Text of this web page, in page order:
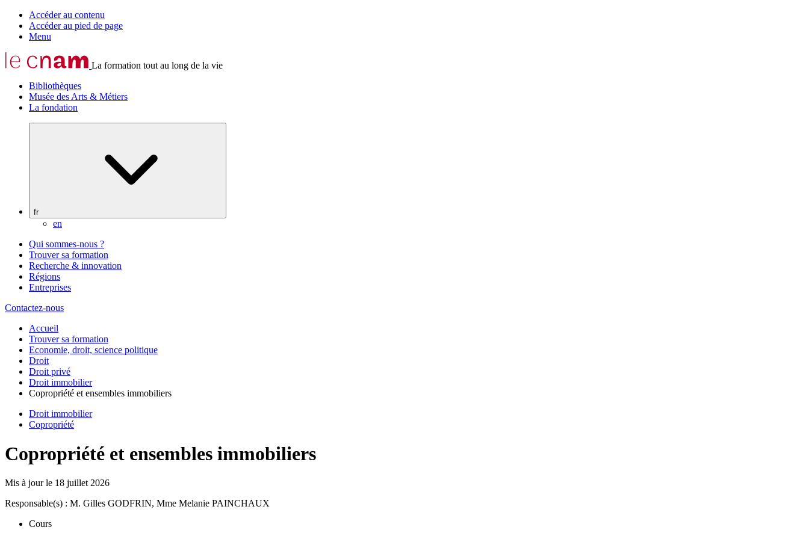
Accéder au contenu
Accéder au pied de page
Menu
La formation tout au long de la vie
Bibliothèques
Musée des Arts & Métiers
La fondation
fr
en
Qui sommes-nous ?
Trouver sa formation
Recherche & innovation
Régions
Entreprises
Contactez-nous
Accueil
Trouver sa formation
Economie, droit, science politique
Droit
Droit privé
Droit immobilier
Copropriété et ensembles immobiliers
Droit immobilier
Copropriété
Copropriété et ensembles immobiliers
Mis à jour le 18 juillet 2026
Responsable(s) : M. Gilles GODFRIN, Mme Melanie PAINCHAUX
Cours